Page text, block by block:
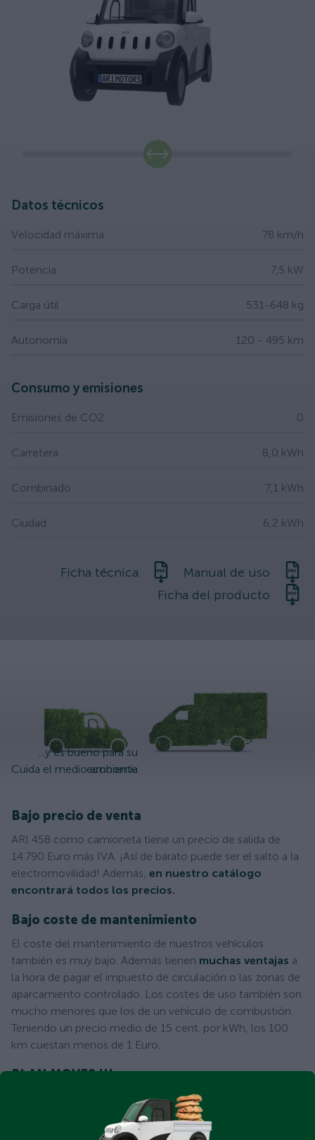
Datos técnicos
Velocidad máxima 78 km/h
Potencia 7,5 kW
Carga útil 531-648 kg
Autonomía 120 - 495 km
Consumo y emisiones
Emisiones de CO2 0
Carretera 8,0 kWh
Combinado 7,1 kWh
Ciudad 6,2 kWh
Ficha técnica
Manual de uso
Ficha del producto
Cuida el medio ambiente
...y es bueno para su
economía
Bajo precio de venta
ARI 458 como camioneta tiene un precio de salida de
14.790 Euro más IVA. ¡Así de barato puede ser el salto a la
electromovilidad! Además, en nuestro catálogo
encontrará todos los precios.
Bajo coste de mantenimiento
El coste del mantenimiento de nuestros vehículos
también es muy bajo. Además tienen muchas ventajas a
la hora de pagar el impuesto de circulación o las zonas de
aparcamiento controlado. Los costes de uso también son
mucho menores que los de un vehículo de combustión.
Teniendo un precio medio de 15 cent. por kWh, los 100
km cuestan menos de 1 Euro.
PLAN MOVES III
Los vehículos eléctricos de ARI Motors están
subvencionados en varios países, entre el que se
encuentra España con su nuevo Plan MOVES III.